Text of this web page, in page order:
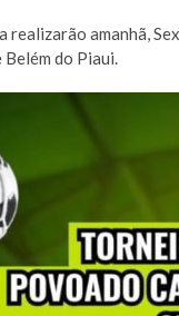
realizarão amanhã,
Belém do Piaui.